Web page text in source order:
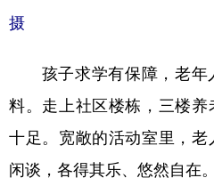
摄
孩子求学有保障，老年
料。走上社区楼栋，三楼
十足。宽敞的活动室里，
闲谈，各得其乐、悠然自在。